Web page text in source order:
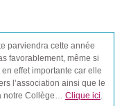
parviendra cette année
favorablement, même si
effet importante car elle
l’association ainsi que le
notre Collège… Clique ici.